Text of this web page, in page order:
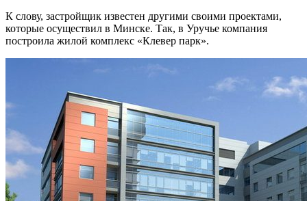
К слову, застройщик известен другими своими проектами,
которые осуществил в Минске. Так, в Уручье компания
построила жилой комплекс «Клевер парк».